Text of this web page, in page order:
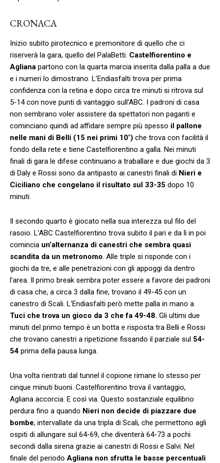
CRONACA
Inizio subito pirotecnico e premonitore di quello che ci
riserverà la gara, quello del PalaBetti. Castelfiorentino e
Agliana partono con la quarta marcia inserita dalla palla a due
e i numeri lo dimostrano. L’Endiasfalti trova per prima
confidenza con la retina e dopo circa tre minuti si ritrova sul
5-14 con nove punti di vantaggio sull’ABC. I padroni di casa
non sembrano voler assistere da spettatori non paganti e
cominciano quindi ad affidare sempre più spesso il pallone
nelle mani di Belli (15 nei primi 10’) che trova con facilità il
fondo della rete e tiene Castelfiorentino a galla. Nei minuti
finali di gara le difese continuano a traballare e due giochi da 3
di Daly e Rossi sono da antipasto ai canestri finali di Nieri e
Ciciliano che congelano il risultato sul 33-35 dopo 10
minuti.
Il secondo quarto è giocato nella sua interezza sul filo del
rasoio. L’ABC Castelfiorentino trova subito il pari e da lì in poi
comincia un’alternanza di canestri che sembra quasi
scandita da un metronomo. Alle triple si risponde con i
giochi da tre, e alle penetrazioni con gli appoggi da dentro
l’area. Il primo break sembra poter essere a favore dei padroni
di casa che, a circa 3 dalla fine, trovano il 49-45 con un
canestro di Scali. L’Endiasfalti però mette palla in mano a
Tuci che trova un gioco da 3 che fa 49-48. Gli ultimi due
minuti del primo tempo è un botta e risposta tra Belli e Rossi
che trovano canestri a ripetizione fissando il parziale sul 54-
54 prima della pausa lunga.
Una volta rientrati dal tunnel il copione rimane lo stesso per
cinque minuti buoni. Castelfiorentino trova il vantaggio,
Agliana accorcia. E così via. Questo sostanziale equilibrio
perdura fino a quando Nieri non decide di piazzare due
bombe, intervallate da una tripla di Scali, che permettono agli
ospiti di allungare sul 64-69, che diventerà 64-73 a pochi
secondi dalla sirena grazie ai canestri di Rossi e Salvi. Nel
finale del periodo Agliana non sfrutta le basse percentuali